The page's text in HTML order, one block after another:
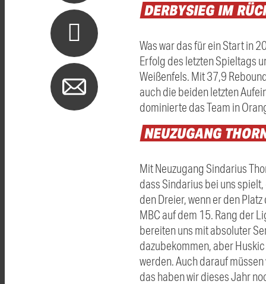
DERBYSIEGIM
Was war das für ein Start in
Erfolg des letzten Spieltags
Weißenfels. Mit 37,9
auch die beiden letzten
dominierte das Team in
NEUZUGANG
Mit Neuzugang Sindarius
dass Sindarius bei uns
den Dreier, wenn er den
MBC auf dem 15. Rang der
bereiten uns mit absoluter
dazubekommen, aber
werden. Auch darauf
das haben wir dieses Jahr